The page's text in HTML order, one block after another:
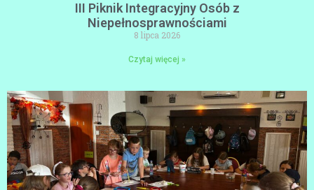
III Piknik Integracyjny Osób z
Niepełnosprawnościami
8 lipca 2026
Czytaj więcej »